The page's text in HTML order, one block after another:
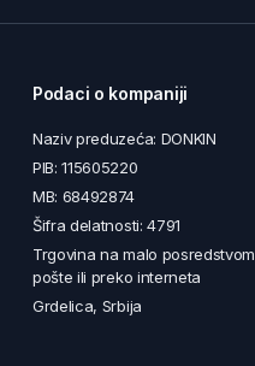
Podaci o kompaniji
Naziv preduzeća: DONKIN
PIB: 115605220
MB: 68492874
Šifra delatnosti: 4791
Trgovina na malo posredstvom
pošte ili preko interneta
Grdelica, Srbija